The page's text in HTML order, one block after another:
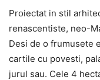
Proiectat in stil
renascentiste, neo-
Desi de o frumusete
cartile cu povesti,
jurul sau. Cele 4